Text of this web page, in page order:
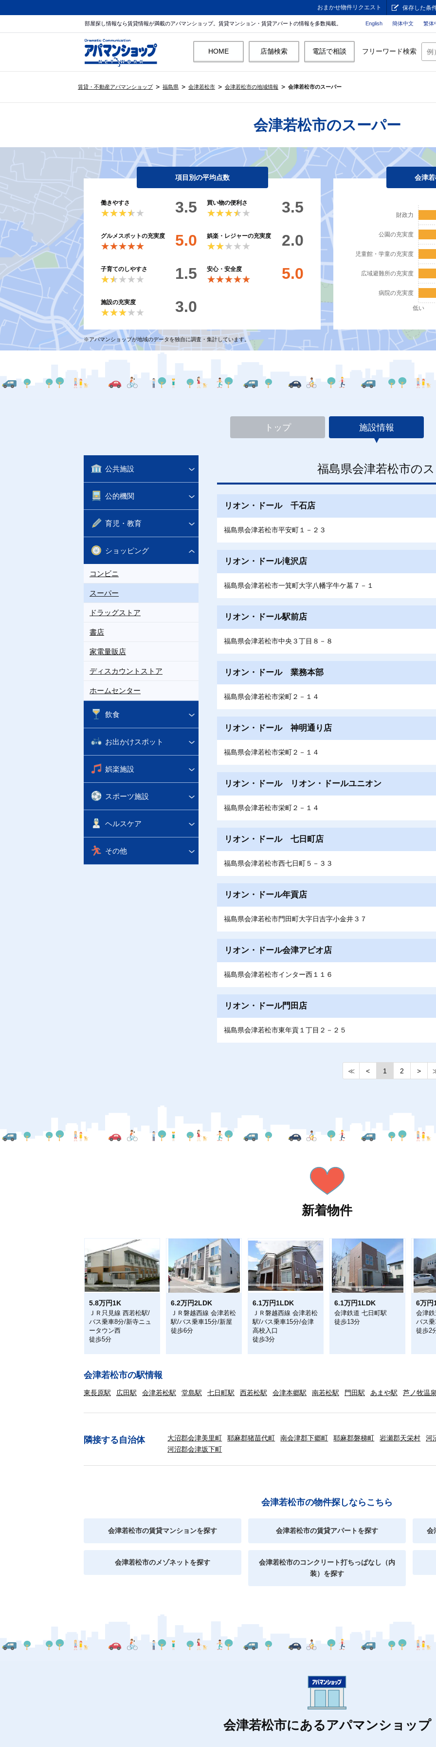
おまかせ物件リクエスト 保存した条
部屋探し情報なら賃貸情報が満載のアパマンショップ。賃貸マンション・賃貸アパートの情報を多数掲載。 English 簡体中文 繁体
HOME 店舗検索 電話で相談 フリーワード検索
賃貸・不動産アパマンショップ 福島県 会津若松市 会津若松市の地域情報 会津若松市のスーパー
会津若松市のスーパー
項目別の平均点数
働きやすさ
★★★★★
★★★★★ 3.5 買い物の便利さ
★★★★★
★★★★★ 3.5
グルメスポットの充実度
★★★★★
★★★★★ 5.0 娯楽・レジャーの充実度
★★★★★
★★★★★ 2.0
子育てのしやすさ
★★★★★
★★★★★ 1.5 安心・安全度
★★★★★
★★★★★ 5.0
施設の充実度
★★★★★
★★★★★ 3.0
会津
病院の充実度
広域避難所の充実度
児童館・学童の充実度
公園の充実度
財政力
低い
※アパマンショップが地域のデータを独自に調査・集計しています。
トップ 施設情報
公共施設
公的機関
育児・教育
ショッピング
コンビニ
スーパー
ドラッグストア
書店
家電量販店
ディスカウントストア
ホームセンター
飲食
お出かけスポット
娯楽施設
スポーツ施設
ヘルスケア
その他
福島県会津若松市の
リオン・ドール 千石店
福島県会津若松市平安町１－２３
リオン・ドール滝沢店
福島県会津若松市一箕町大字八幡字牛ケ墓７－１
リオン・ドール駅前店
福島県会津若松市中央３丁目８－８
リオン・ドール 業務本部
福島県会津若松市栄町２－１４
リオン・ドール 神明通り店
福島県会津若松市栄町２－１４
リオン・ドール リオン・ドールユニオン
福島県会津若松市栄町２－１４
リオン・ドール 七日町店
福島県会津若松市西七日町５－３３
リオン・ドール年貢店
福島県会津若松市門田町大字日吉字小金井３７
リオン・ドール会津アピオ店
福島県会津若松市インター西１１６
リオン・ドール門田店
福島県会津若松市東年貢１丁目２－２５
≪ < 1 2 >
新着物件
5.8万円1K
ＪＲ只見線 西若松駅/
バス乗車8分/新寺ニュ
ータウン西
徒歩5分
6.2万円2LDK
ＪＲ磐越西線 会津若松
駅/バス乗車15分/新屋
徒歩6分
6.1万円1LDK
ＪＲ磐越西線 会津若松
駅/バス乗車15分/会津
高校入口
徒歩3分
6.1万円1LDK
会津鉄道 七日町駅
徒歩13分
6万円
会津
バス
徒歩2
会津若松市の駅情報
東長原駅 広田駅 会津若松駅 堂島駅 七日町駅 西若松駅 会津本郷駅 南若松駅 門田駅 あまや駅 芦ノ牧温
隣接する自治体 大沼郡会津美里町 耶麻郡猪苗代町 南会津郡下郷町 耶麻郡磐梯町 岩瀬郡天栄村
河
河沼郡会津坂下町
会津若松市の物件探しならこちら
会津若松市の賃貸マンションを探す 会津若松市の賃貸アパートを探す 会
会津若松市のメゾネットを探す
会津若松市のコンクリート打ちっぱなし（内
装）を探す
会津若松市にあるアパマンショップ